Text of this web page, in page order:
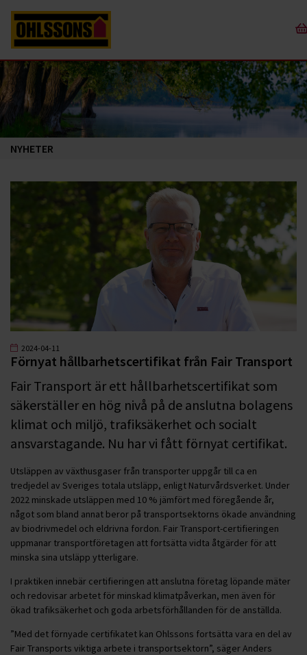
NYHETER
2024-04-11
Förnyat hållbarhetscertifikat från Fair Transport
Fair Transport är ett hållbarhetscertifikat som
säkerställer en hög nivå på de anslutna bolagens
klimat och miljö, trafiksäkerhet och socialt
ansvarstagande. Nu har vi fått förnyat certifikat.
Utsläppen av växthusgaser från transporter uppgår till ca en
tredjedel av Sveriges totala utsläpp, enligt Naturvårdsverket. Under
2022 minskade utsläppen med 10 % jämfört med föregående år,
något som bland annat beror på transportsektorns ökade användning
av biodrivmedel och eldrivna fordon. Fair Transport-certifieringen
uppmanar transportföretagen att fortsätta vidta åtgärder för att
minska sina utsläpp ytterligare.
I praktiken innebär certifieringen att anslutna företag löpande mäter
och redovisar arbetet för minskad klimatpåverkan, men även för
ökad trafiksäkerhet och goda arbetsförhållanden för de anställda.
”Med det förnyade certifikatet kan Ohlssons fortsätta vara en del av
Fair Transports viktiga arbete i transportsektorn”, säger Anders